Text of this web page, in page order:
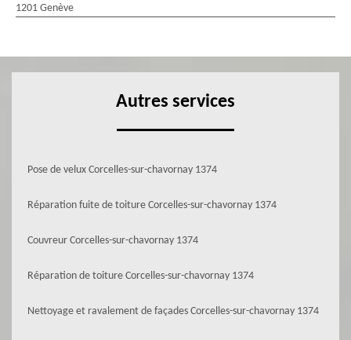
1201 Genève
Autres services
Pose de velux Corcelles-sur-chavornay 1374
Réparation fuite de toiture Corcelles-sur-chavornay 1374
Couvreur Corcelles-sur-chavornay 1374
Réparation de toiture Corcelles-sur-chavornay 1374
Nettoyage et ravalement de façades Corcelles-sur-chavornay 1374